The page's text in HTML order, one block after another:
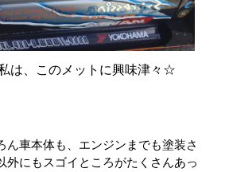
は、このメットに興味津々☆
ん車本体も、エンジンまでも塗装さ
外にもスゴイところがたくさんあっ